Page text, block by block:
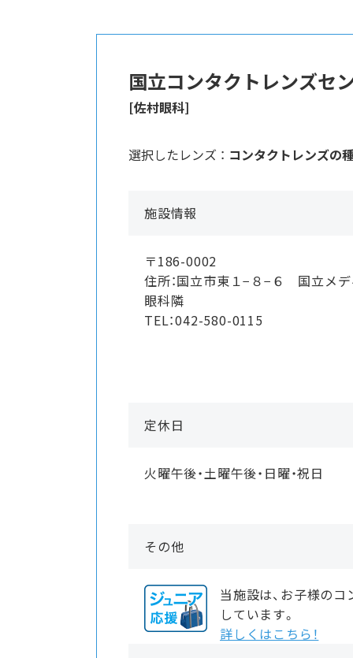
国立コンタクトレンズセ
[佐村眼科]
選択したレンズ ： コンタクトレンズの
施設情報
〒186-0002
住所：国立市東１−８−６ 国立メ
眼科隣
TEL：042-580-0115
定休日
火曜午後・土曜午後・日曜・祝日
その他
当施設は、お子様の
しています。
詳しくはこちら！